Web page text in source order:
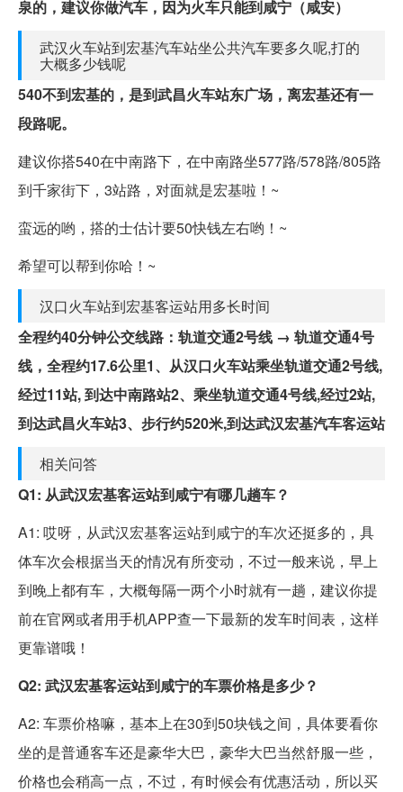
泉的，建议你做汽车，因为火车只能到咸宁（咸安）
武汉火车站到宏基汽车站坐公共汽车要多久呢,打的
大概多少钱呢
540不到宏基的，是到武昌火车站东广场，离宏基还有一
段路呢。
建议你搭540在中南路下，在中南路坐577路/578路/805路
到千家街下，3站路，对面就是宏基啦！~
蛮远的哟，搭的士估计要50快钱左右哟！~
希望可以帮到你哈！~
汉口火车站到宏基客运站用多长时间
全程约40分钟公交线路：轨道交通2号线 → 轨道交通4号
线，全程约17.6公里1、从汉口火车站乘坐轨道交通2号线,
经过11站, 到达中南路站2、乘坐轨道交通4号线,经过2站,
到达武昌火车站3、步行约520米,到达武汉宏基汽车客运站
相关问答
Q1: 从武汉宏基客运站到咸宁有哪几趟车？
A1: 哎呀，从武汉宏基客运站到咸宁的车次还挺多的，具
体车次会根据当天的情况有所变动，不过一般来说，早上
到晚上都有车，大概每隔一两个小时就有一趟，建议你提
前在官网或者用手机APP查一下最新的发车时间表，这样
更靠谱哦！
Q2: 武汉宏基客运站到咸宁的车票价格是多少？
A2: 车票价格嘛，基本上在30到50块钱之间，具体要看你
坐的是普通客车还是豪华大巴，豪华大巴当然舒服一些，
价格也会稍高一点，不过，有时候会有优惠活动，所以买